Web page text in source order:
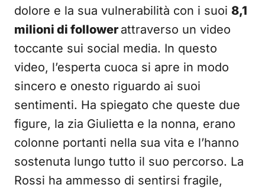
dolore e la sua vulnerabilità con i suoi 8,1
milioni di follower attraverso un video
toccante sui social media. In questo
video, l’esperta cuoca si apre in modo
sincero e onesto riguardo ai suoi
sentimenti. Ha spiegato che queste due
figure, la zia Giulietta e la nonna, erano
colonne portanti nella sua vita e l’hanno
sostenuta lungo tutto il suo percorso. La
Rossi ha ammesso di sentirsi fragile,